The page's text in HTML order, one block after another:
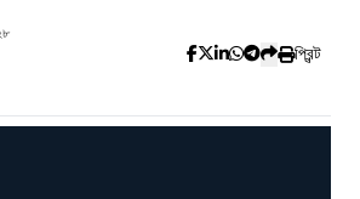
প্রিন্ট